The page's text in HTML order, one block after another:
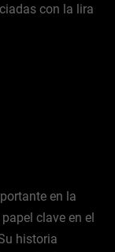
con la lira
en la
clave en el
historia